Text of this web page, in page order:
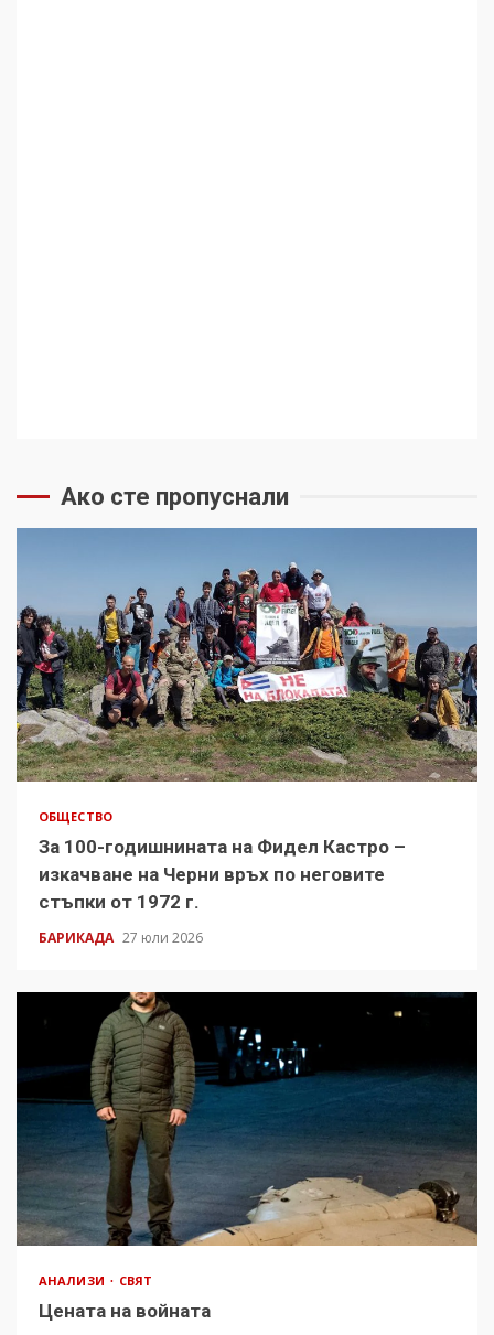
Ако сте пропуснали
ОБЩЕСТВО
За 100-годишнината на Фидел Кастро –
изкачване на Черни връх по неговите
стъпки от 1972 г.
БАРИКАДА 27 юли 2026
АНАЛИЗИ СВЯТ
Цената на войната